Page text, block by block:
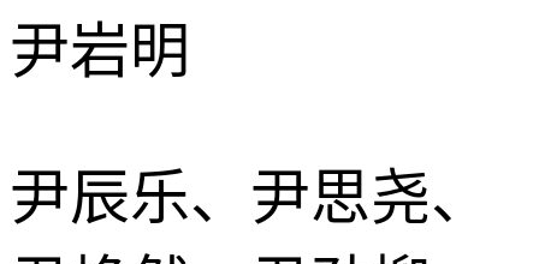
尹岩明
尹辰乐、尹思尧、